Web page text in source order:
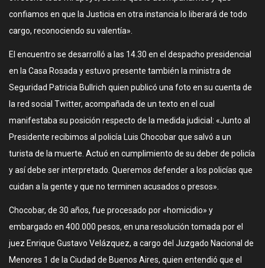
confiamos en que la Justicia en otra instancia lo liberará de todo
cargo, reconociendo su valentía».
El encuentro se desarrolló a las 14.30 en el despacho presidencial
en la Casa Rosada y estuvo presente también la ministra de
Seguridad Patricia Bullrich quien publicó una foto en su cuenta de
la red social Twitter, acompañada de un texto en el cual
manifestaba su posición respecto de la medida judicial: «Junto al
Presidente recibimos al policía Luis Chocobar que salvó a un
turista de la muerte. Actuó en cumplimiento de su deber de policía
y así debe ser interpretado. Queremos defender a los policías que
cuidan a la gente y que no terminen acusados o presos».
Chocobar, de 30 años, fue procesado por «homicidio» y
embargado en 400.000 pesos, en una resolución tomada por el
juez Enrique Gustavo Velázquez, a cargo del Juzgado Nacional de
Menores 1 de la Ciudad de Buenos Aires, quien entendió que el